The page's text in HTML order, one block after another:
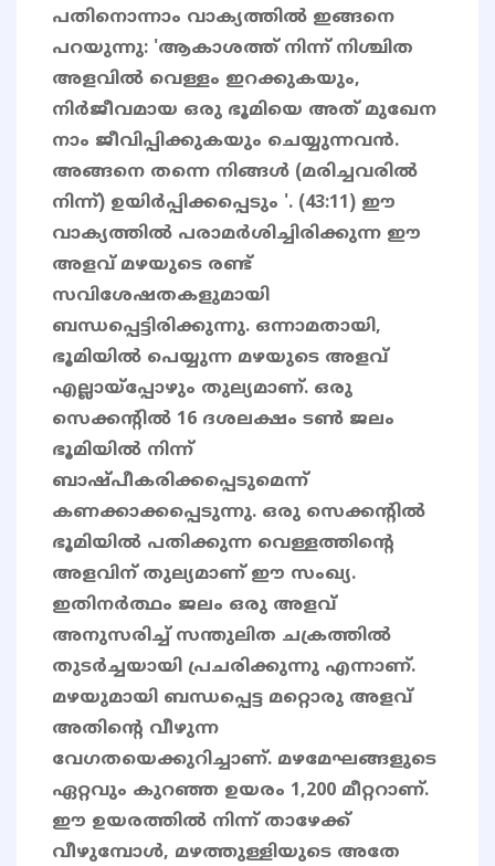
പതിനൊന്നാം വാക്യത്തിൽ ഇങ്ങനെ
പറയുന്നു: 'ആകാശത്ത് നിന്ന് നിശ്ചിത
അളവിൽ വെള്ളം ഇറക്കുകയും,
നിർജീവമായ ഒരു ഭൂമിയെ അത് മുഖേന
നാം ജീവിപ്പിക്കുകയും ചെയ്യുന്നവൻ.
അങ്ങനെ തന്നെ നിങ്ങൾ (മരിച്ചവരിൽ
നിന്ന്) ഉയിർപ്പിക്കപ്പെടും '. (43:11) ഈ
വാക്യത്തിൽ പരാമർശിച്ചിരിക്കുന്ന ഈ
അളവ് മഴയുടെ രണ്ട്
സവിശേഷതകളുമായി
ബന്ധപ്പെട്ടിരിക്കുന്നു. ഒന്നാമതായി,
ഭൂമിയിൽ പെയ്യുന്ന മഴയുടെ അളവ്
എല്ലായ്പ്പോഴും തുല്യമാണ്. ഒരു
സെക്കന്റിൽ 16 ദശലക്ഷം ടൺ ജലം
ഭൂമിയിൽ നിന്ന്
ബാഷ്പീകരിക്കപ്പെടുമെന്ന്
കണക്കാക്കപ്പെടുന്നു. ഒരു സെക്കന്റിൽ
ഭൂമിയിൽ പതിക്കുന്ന വെള്ളത്തിന്റെ
അളവിന് തുല്യമാണ് ഈ സംഖ്യ.
ഇതിനർത്ഥം ജലം ഒരു അളവ്
അനുസരിച്ച് സന്തുലിത ചക്രത്തിൽ
തുടർച്ചയായി പ്രചരിക്കുന്നു എന്നാണ്.
മഴയുമായി ബന്ധപ്പെട്ട മറ്റൊരു അളവ്
അതിന്റെ വീഴുന്ന
വേഗതയെക്കുറിച്ചാണ്. മഴമേഘങ്ങളുടെ
ഏറ്റവും കുറഞ്ഞ ഉയരം 1,200 മീറ്ററാണ്.
ഈ ഉയരത്തിൽ നിന്ന് താഴേക്ക്
വീഴുമ്പോൾ, മഴത്തുള്ളിയുടെ അതേ